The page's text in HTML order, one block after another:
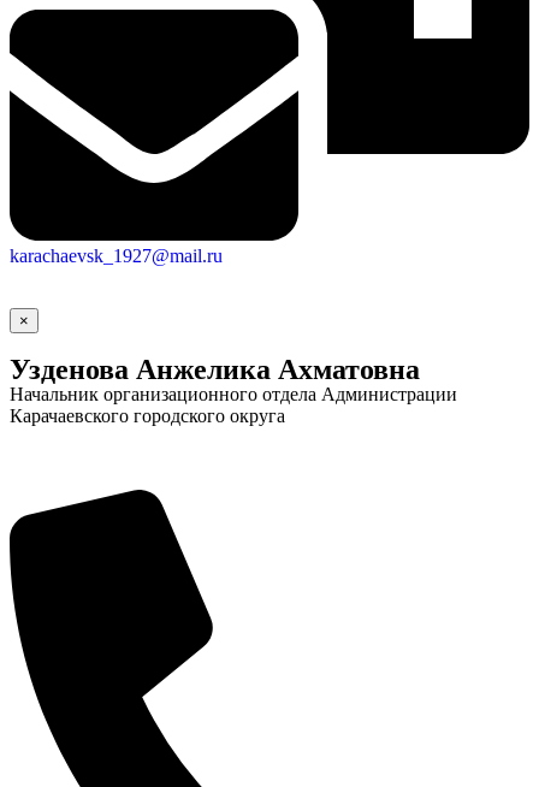
Городская Среда
karachaevsk_1927@mail.ru
×
Узденова Анжелика Ахматовна
Начальник организационного отдела Администрации
Карачаевского городского округа